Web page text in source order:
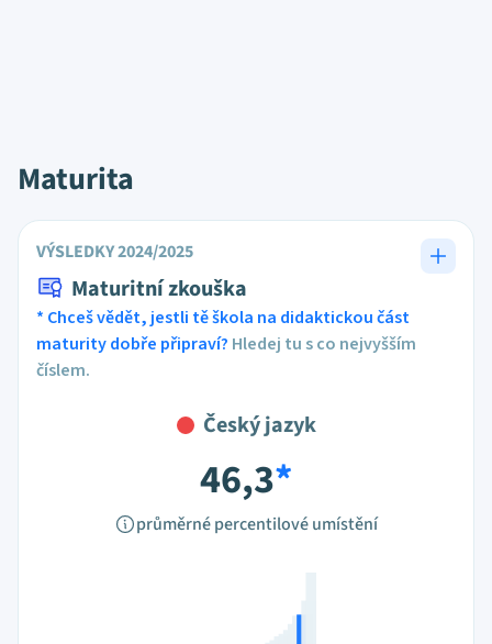
Maturita
VÝSLEDKY 2024/2025
Maturitní zkouška
* Chceš vědět, jestli tě škola na didaktickou část
maturity dobře připraví? Hledej tu s co nejvyšším
číslem.
Český jazyk
46,3*
průměrné percentilové umístění